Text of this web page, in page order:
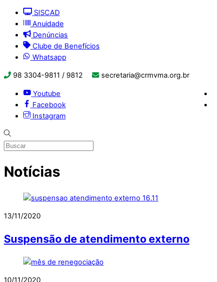
SISCAD
Anuidade
Denúncias
Clube de Benefícios
Whatsapp
98 3304-9811 / 9812 secretaria@crmvma.org.br
Youtube
Facebook
Instagram
Notícias
13/11/2020
Suspensão de atendimento externo
10/11/2020